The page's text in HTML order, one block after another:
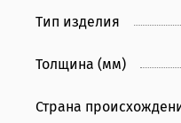
Тип изделия
Толщина (мм)
Страна